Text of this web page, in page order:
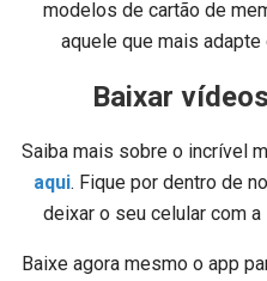
modelos de cartão de
aquele que mais
Baixar
Saiba mais sobre o incrível
aqui. Fique por dentro de
deixar o seu celular com
Baixe agora mesmo o app